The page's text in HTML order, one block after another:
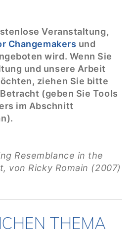
Veranstaltung,
Changemakers und
wird. Wenn Sie
und unsere Arbeit
ziehen Sie bitte
(geben Sie Tools
im Abschnitt
Resemblance in the
von Ricky Romain (2007)
THEMA